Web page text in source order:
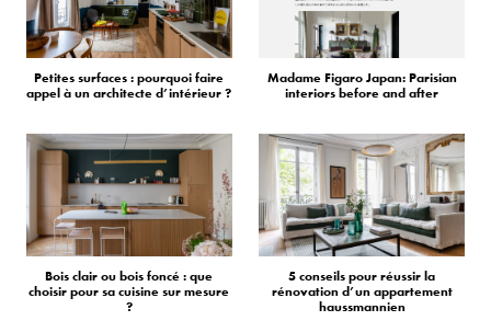
Petites surfaces : pourquoi faire
appel à un architecte d’intérieur ?
Madame Figaro Japan: Parisian
interiors before and after
Bois clair ou bois foncé : que
choisir pour sa cuisine sur mesure
?
5 conseils pour réussir la
rénovation d’un appartement
haussmannien